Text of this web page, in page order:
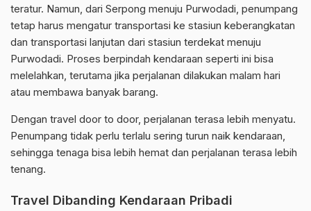
teratur. Namun, dari Serpong menuju Purwodadi, penumpang
tetap harus mengatur transportasi ke stasiun keberangkatan
dan transportasi lanjutan dari stasiun terdekat menuju
Purwodadi. Proses berpindah kendaraan seperti ini bisa
melelahkan, terutama jika perjalanan dilakukan malam hari
atau membawa banyak barang.
Dengan travel door to door, perjalanan terasa lebih menyatu.
Penumpang tidak perlu terlalu sering turun naik kendaraan,
sehingga tenaga bisa lebih hemat dan perjalanan terasa lebih
tenang.
Travel Dibanding Kendaraan Pribadi